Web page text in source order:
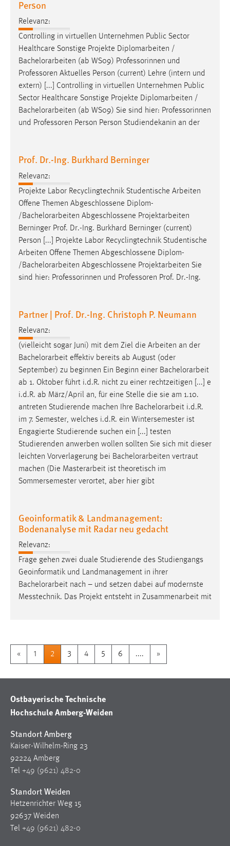
Person
Relevanz:
Controlling in virtuellen Unternehmen Public Sector
Healthcare Sonstige Projekte Diplomarbeiten /
Bachelorarbeiten (ab WS09) Professorinnen und
Professoren Aktuelles Person (current) Lehre (intern und
extern) [...] Controlling in virtuellen Unternehmen Public
Sector Healthcare Sonstige Projekte Diplomarbeiten /
Bachelorarbeiten (ab WS09) Sie sind hier: Professorinnen
und Professoren Person Person Studiendekanin an der
Prof. Dr.-Ing. Burkhard Berninger
Relevanz:
Projekte Labor Recyclingtechnik Studentische Arbeiten
Offene Themen Abgeschlossene Diplom-
/Bachelorarbeiten Abgeschlossene Projektarbeiten
Berninger Prof. Dr.-Ing. Burkhard Berninger (current)
Person [...] Projekte Labor Recyclingtechnik Studentische
Arbeiten Offene Themen Abgeschlossene Diplom-
/Bachelorarbeiten Abgeschlossene Projektarbeiten Sie
sind hier: Professorinnen und Professoren Prof. Dr.-Ing.
Partner | Prof. Dr.-Ing. Christoph P. Neumann
Relevanz:
(vielleicht sogar Juni) mit dem Ziel die Arbeiten an der
Bachelorarbeit effektiv bereits ab August (oder
September) zu beginnen Ein Beginn einer Bachelorarbeit
ab 1. Oktober führt i.d.R. nicht zu einer rechtzeitigen [...] e
i.d.R. ab März/April an, für eine Stelle die sie am 1.10.
antreten Studierende machen Ihre Bachelorarbeit i.d.R.
im 7. Semester, welches i.d.R. ein Wintersemester ist
Engagierte Studierende suchen ein [...] testen
Studierenden anwerben wollen sollten Sie sich mit dieser
leichten Vorverlagerung bei Bachelorarbeiten vertraut
machen (Die Masterarbeit ist theoretisch im
Sommersemester verortet, aber hier gibt
Geoinformatik & Landmanagement:
Bodenanalyse mit Radar neu gedacht
Relevanz:
Frage gehen zwei duale Studierende des Studiengangs
Geoinformatik und Landmanagement in ihrer
Bachelorarbeit nach – und setzen dabei auf modernste
Messtechnik. Das Projekt entsteht in Zusammenarbeit mit
« 1 2 3 4 5 6 .... »
Ostbayerische Technische
Hochschule Amberg-Weiden
Standort Amberg
Kaiser-Wilhelm-Ring 23
92224 Amberg
Tel +49 (9621) 482-0
Standort Weiden
Hetzenrichter Weg 15
92637 Weiden
Tel +49 (9621) 482-0